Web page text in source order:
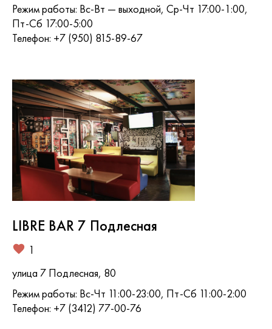
Режим работы: Вс-Вт — выходной, Ср-Чт 17:00-1:00,
Пт-Сб 17:00-5:00
Телефон: +7 (950) 815-89-67
LIBRE BAR 7 Подлесная
1
улица 7 Подлесная, 80
Режим работы: Вс-Чт 11:00-23:00, Пт-Сб 11:00-2:00
Телефон: +7 (3412) 77-00-76